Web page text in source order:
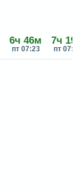
6ч 46м
пт 07:23
7ч 19м
пт 07:56